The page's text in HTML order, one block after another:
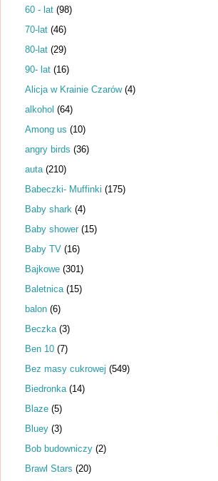
60 - lat (98)
70-lat (46)
80-lat (29)
90- lat (16)
Alicja w Krainie Czarów (4)
alkohol (64)
Among us (10)
angry birds (36)
auta (210)
Babeczki- Muffinki (175)
Baby shark (4)
Baby shower (15)
Baby TV (16)
Bajkowe (301)
Baletnica (15)
balon (6)
Beczka (3)
Ben 10 (7)
Bez masy cukrowej (549)
Biedronka (14)
Blaze (5)
Bluey (3)
Bob budowniczy (2)
Brawl Stars (20)